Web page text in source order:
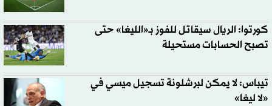
كورتوا: الريال سيقاتل للفوز بـ«الليغا» حتى
تصبح الحسابات مستحيلة
تيباس: لا يمكن لبرشلونة تسجيل ميسي في
«لا ليغا»